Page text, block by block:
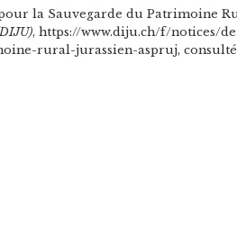
la Sauvegarde du Patrimoine
, https://www.diju.ch/f/notices/
rural-jurassien-aspruj, consulté